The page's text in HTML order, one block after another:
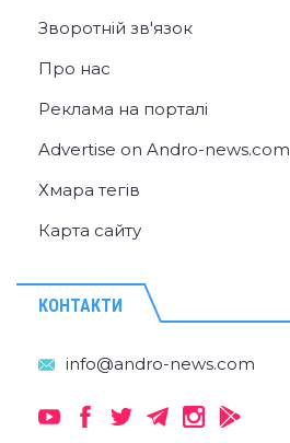
Зворотній зв'язок
Про нас
Реклама на порталі
Advertise on Andro-news.com
Хмара тегів
Карта сайту
КОНТАКТИ